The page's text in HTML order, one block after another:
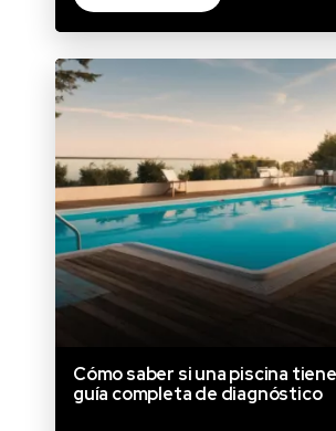
Cómo saber si una piscina
guía completa de diagnóstico